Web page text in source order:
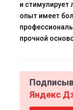
и стимулирует
опыт имеет
прочной
Яндекс